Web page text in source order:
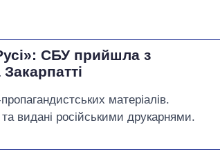
СБУ прийшла з
матеріалів.
та видані російськими друкарнями.